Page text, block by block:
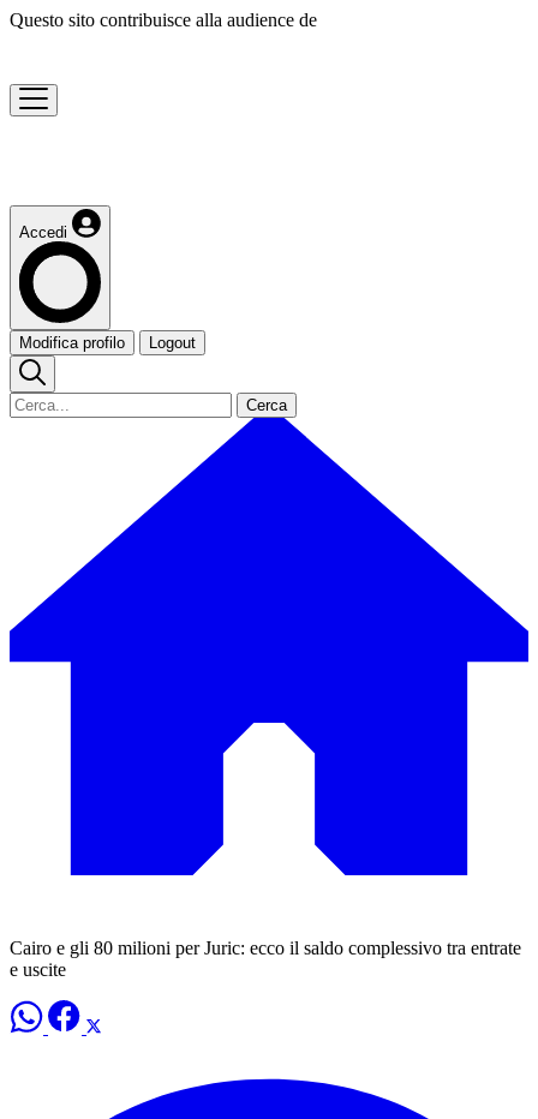
Questo sito contribuisce alla audience de
Accedi
Modifica profilo Logout
Cerca
Cairo e gli 80 milioni per Juric: ecco il saldo complessivo tra entrate
e uscite